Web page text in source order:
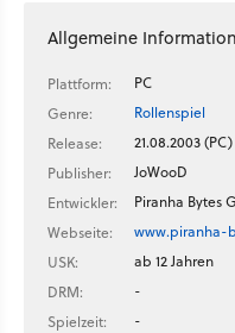
Allgemeine
Plattform:
PC
Genre:
Rollenspiel
Release:
21.08.2003 (PC)
Publisher:
JoWooD
Entwickler:
Piranha Bytes
Webseite:
www.piranha-
USK:
ab 12 Jahren
DRM:
-
Spielzeit:
-